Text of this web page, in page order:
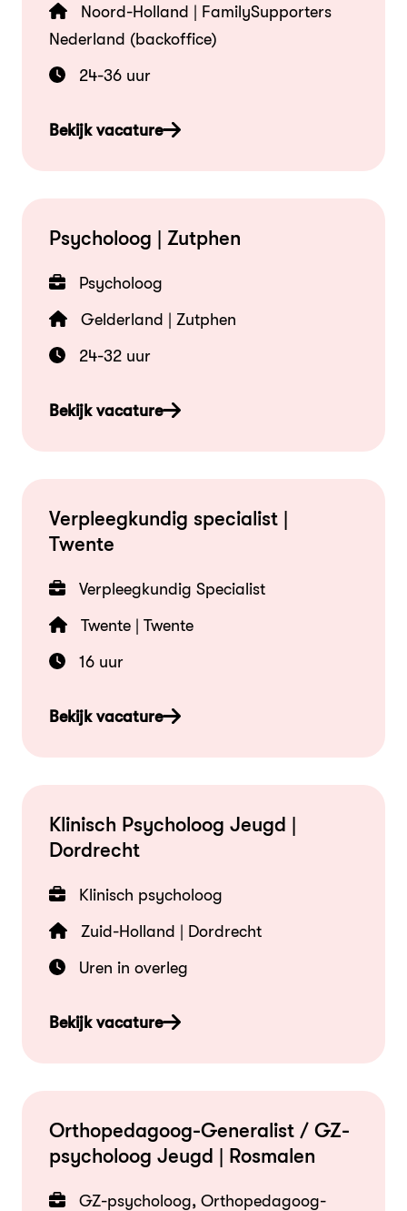
Noord-Holland | FamilySupporters
Nederland (backoffice)
24-36 uur
Bekijk vacature
Psycholoog | Zutphen
Psycholoog
Gelderland | Zutphen
24-32 uur
Bekijk vacature
Verpleegkundig specialist |
Twente
Verpleegkundig Specialist
Twente | Twente
16 uur
Bekijk vacature
Klinisch Psycholoog Jeugd |
Dordrecht
Klinisch psycholoog
Zuid-Holland | Dordrecht
Uren in overleg
Bekijk vacature
Orthopedagoog-Generalist / GZ-
psycholoog Jeugd | Rosmalen
GZ-psycholoog, Orthopedagoog-